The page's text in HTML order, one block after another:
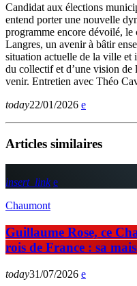
Candidat aux élections
entend porter une nouvelle
programme encore dévoilé,
Langres, un avenir à bâtir
situation actuelle de la ville et
du collectif et d’une vision de
venir. Entretien avec Théo
today22/01/2026
Articles similaires
insert_link
Chaumont
Guillaume Rose, ce
rois de France : sa
today31/07/2026